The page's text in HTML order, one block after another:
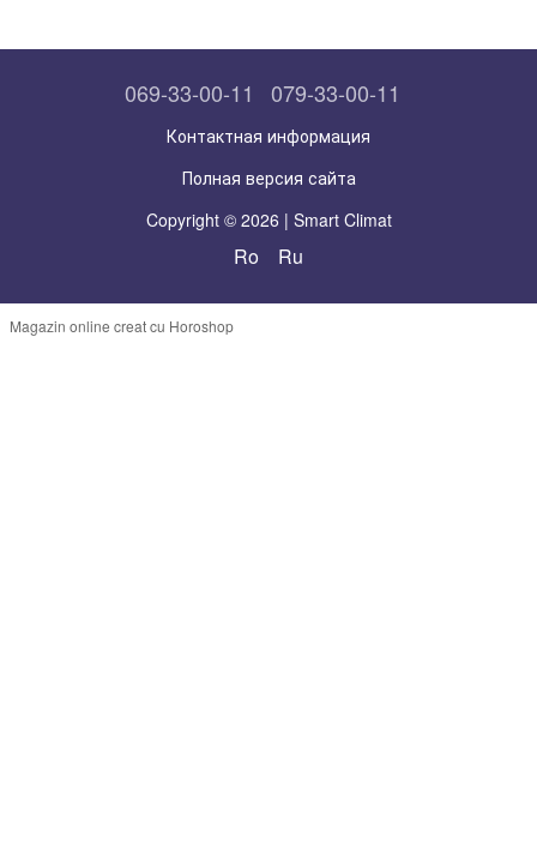
069-33-00-11 079-33-00-11
Контактная информация
Полная версия сайта
Copyright © 2026 | Smart Climat
Ro Ru
Magazin online creat cu Horoshop